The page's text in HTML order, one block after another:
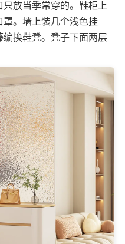
放当季常穿的。鞋柜上
罩。墙上装几个浅色挂
换鞋凳。凳子下面两层